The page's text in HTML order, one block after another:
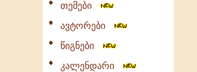
თემები
ავტორები
წიგნები
კალენდარი